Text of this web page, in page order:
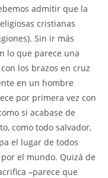
admitir que la
cristianas
Sin ir más
lo que parece una
los brazos en cruz
en un hombre
por primera vez con
si acabase de
como todo salvador,
el lugar de todos
el mundo. Quizá de
–parece que